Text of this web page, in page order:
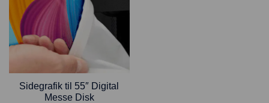
Sidegrafik til 55″ Digital
Messe Disk